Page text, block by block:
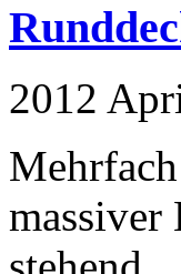
2012